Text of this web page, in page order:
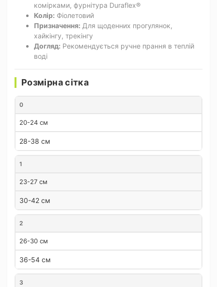
комірками, фурнітура Duraflex®
Колір: Фіолетовий
Призначення: Для щоденних прогулянок,
хайкінгу, трекінгу
Догляд: Рекомендується ручне прання в теплій
воді
Розмірна сітка
0
20-24 см
28-38 см
1
23-27 см
30-42 см
2
26-30 см
36-54 см
3